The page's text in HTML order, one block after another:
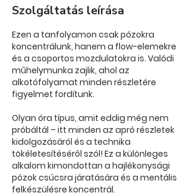
r
Szolgáltatás leírása
Ezen a tanfolyamon csak pózokra
koncentrálunk, hanem a flow-elemekre
és a csoportos mozdulatokra is. Valódi
műhelymunka zajlik, ahol az
alkotófolyamat minden részletére
figyelmet fordítunk.
Olyan óra típus, amit eddig még nem
próbáltál – itt minden az apró részletek
kidolgozásáról és a technika
tökéletesítéséről szól! Ez a különleges
alkalom kimondottan a hajlékonysági
pózok csúcsra járatására és a mentális
felkészülésre koncentrál.